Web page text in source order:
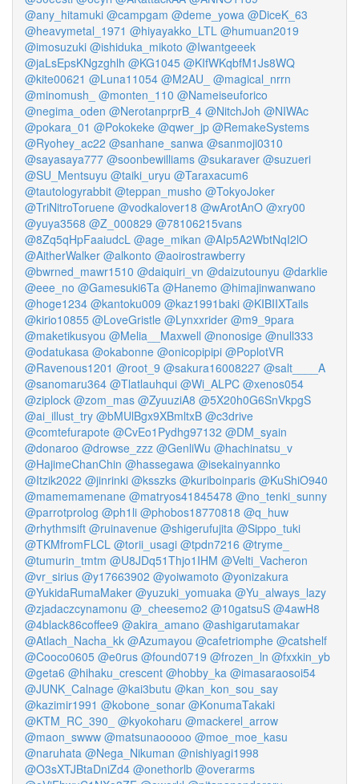
@any_hitamuki @campgam @deme_yowa @DiceK_63
@heavymetal_1971 @hiyayakko_LTL @humuan2019
@imosuzuki @ishiduka_mikoto @Iwantgeeek
@jaLsEpsKNgzghlh @KG1045 @KIfWKqbfM1Js8WQ
@kite00621 @Luna11054 @M2AU_
@magical_nrrn
@minomush_
@monten_110 @Nameiseuforico
@negima_oden @NerotanprprB_4 @NitchJoh @NIWAc
@pokara_01 @Pokokeke @qwer_jp @RemakeSystems
@Ryohey_ac22 @sanhane_sanwa @sanmoji0310
@sayasaya777 @soonbewilliams @sukaraver @suzueri
@SU_Mentsuyu @taiki_uryu @Taraxacum6
@tautologyrabbit @teppan_musho @TokyoJoker
@TriNitroToruene @vodkalover18 @wArotAnO @xry00
@yuya3568 @Z_000829 @78106215vans
@8Zq5qHpFaaiudcL @age_mikan @AIp5A2WbtNqI2lO
@AitherWalker @alkonto @aoirostrawberry
@bwrned_mawr1510 @daiquiri_vn @daizutounyu @darklie
@eee_no @Gamesuki6Ta @Hanemo @himajinwanwano
@hoge1234 @kantoku009 @kaz1991baki @KIBIIXTails
@kirio10855 @LoveGristle @Lynxxrider @m9_9para
@maketikusyou @Melia__Maxwell @nonosige @null333
@odatukasa @okabonne @onicopipipi @PoplotVR
@Ravenous1201 @root_9 @sakura16008227 @salt____A
@sanomaru364 @Tlatlauhqui @Wi_ALPC @xenos054
@ziplock @zom_mas @ZyuuziA8 @5X20h0G6SnVkpgS
@ai_illust_try @bMUlBgx9XBmltxB @c3drive
@comtefurapote @CvEo1Pydhg97132 @DM_syain
@donaroo @drowse_zzz @GenliWu @hachinatsu_v
@HajimeChanChin @hassegawa @isekainyannko
@Itzik2022 @jinrinki @ksszks @kuriboinparis @KuShiO940
@mamemamenane @matryos41845478 @no_tenki_sunny
@parrotprolog @ph1li @phobos18770818 @q_huw
@rhythmsift @ruinavenue @shigerufujita @Sippo_tuki
@TKMfromFLCL @torii_usagi @tpdn7216 @tryme_
@tumurin_tmtm @U8JDq51Thjo1IHM @Velti_Vacheron
@vr_sirius @y17663902 @yoiwamoto @yonizakura
@YukidaRumaMaker @yuzuki_yomuaka @Yu_always_lazy
@zjadaczcynamonu @_cheesemo2 @10gatsuS @4awH8
@4black86coffee9 @akira_amano @ashigarutamakar
@Atlach_Nacha_kk @Azumayou @cafetriomphe @catshelf
@Cooco0605 @e0rus @found0719 @frozen_ln @fxxkin_yb
@geta6 @hihaku_crescent @hobby_ka @imasaraosoi54
@JUNK_Calnage @kai3butu @kan_kon_sou_say
@kazimir1991 @kobone_sonar @KonumaTakaki
@KTM_RC_390_
@kyokoharu @mackerel_arrow
@maon_swww @matsunaooooo @moe_moe_kasu
@naruhata @Nega_Nikuman @nishiyagi1998
@O3sXTJBtaDniZd4 @onethorlb @overarms